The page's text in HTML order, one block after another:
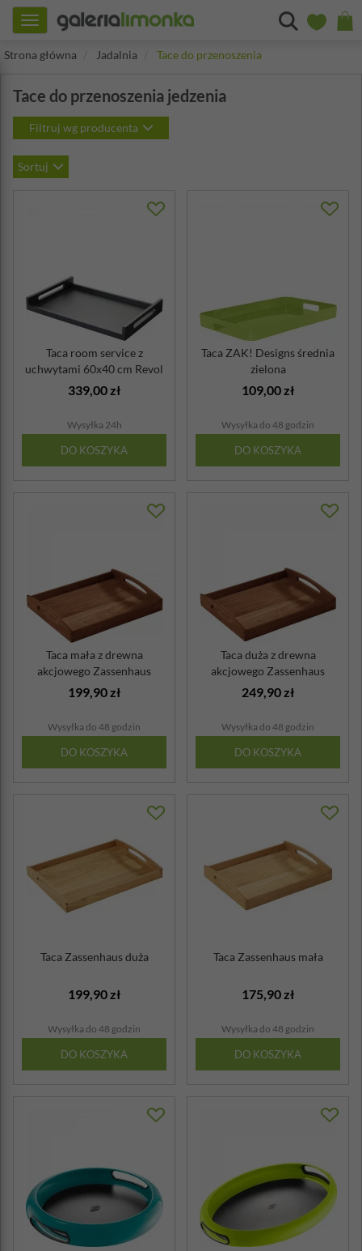
Toggle
navigation
Strona główna
Jadalnia Tace do przenoszenia
Tace do przenoszenia jedzenia
Filtruj wg producenta
Sortuj
Taca room service z
uchwytami 60x40 cm Revol
Touch czarna...
339,00 zł
Wysyłka 24h
DO KOSZYKA
Taca ZAK! Designs średnia
zielona
109,00 zł
Wysyłka do 48 godzin
DO KOSZYKA
Taca mała z drewna
akcjowego Zassenhaus
199,90 zł
Wysyłka do 48 godzin
DO KOSZYKA
Taca duża z drewna
akcjowego Zassenhaus
249,90 zł
Wysyłka do 48 godzin
DO KOSZYKA
Taca Zassenhaus duża
199,90 zł
Wysyłka do 48 godzin
DO KOSZYKA
Taca Zassenhaus mała
175,90 zł
Wysyłka do 48 godzin
DO KOSZYKA